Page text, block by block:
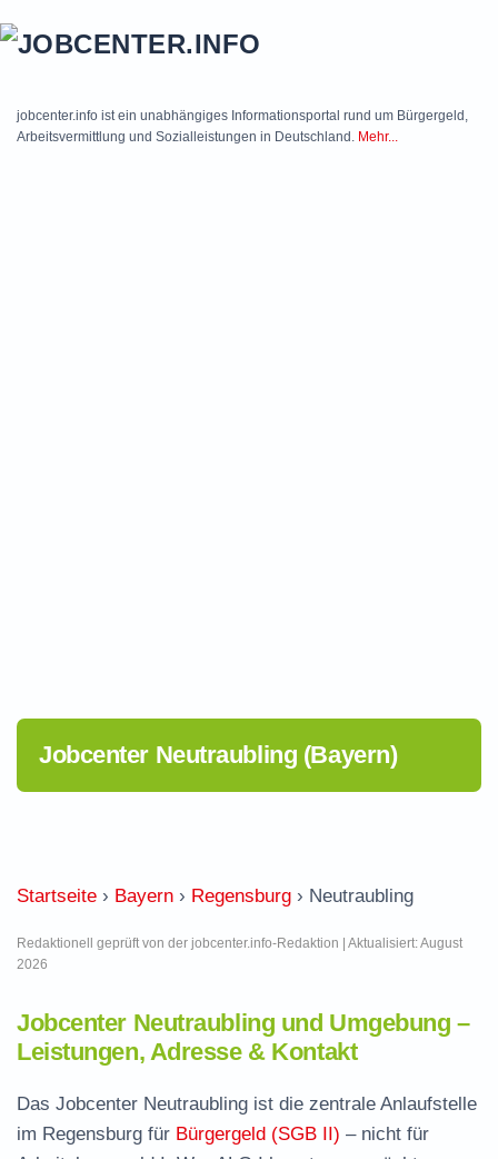
jobcenter.info ist ein unabhängiges Informationsportal rund um Bürgergeld,
Arbeitsvermittlung und Sozialleistungen in Deutschland. Mehr...
Jobcenter Neutraubling (Bayern)
Startseite › Bayern › Regensburg › Neutraubling
Redaktionell geprüft von der jobcenter.info-Redaktion | Aktualisiert: August
2026
Jobcenter Neutraubling und Umgebung –
Leistungen, Adresse & Kontakt
Das Jobcenter Neutraubling ist die zentrale Anlaufstelle
im Regensburg für Bürgergeld (SGB II) – nicht für